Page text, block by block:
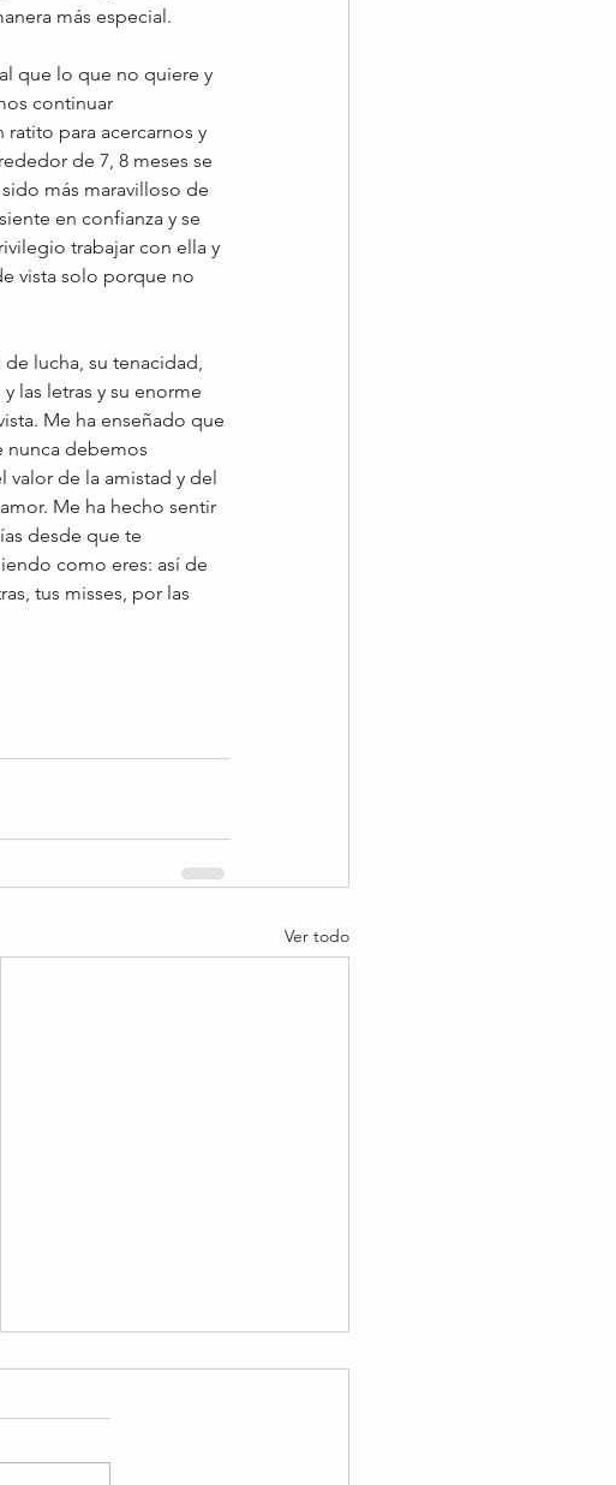
más especial.
que lo que no quiere y
continuar
para acercarnos y
de 7, 8 meses se
más maravilloso de
en confianza y se
trabajar con ella y
vista solo porque no
lucha, su tenacidad,
las letras y su enorme
Me ha enseñado que
nunca debemos
valor de la amistad y del
Me ha hecho sentir
desde que te
como eres: así de
tus misses, por las
Ver todo